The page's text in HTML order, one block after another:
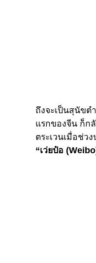
ถึงจะเป็นสุนัขต
แรกของจีน ก็ก
ตระเวนเมื่อช่ว
“เว่ยป๋อ